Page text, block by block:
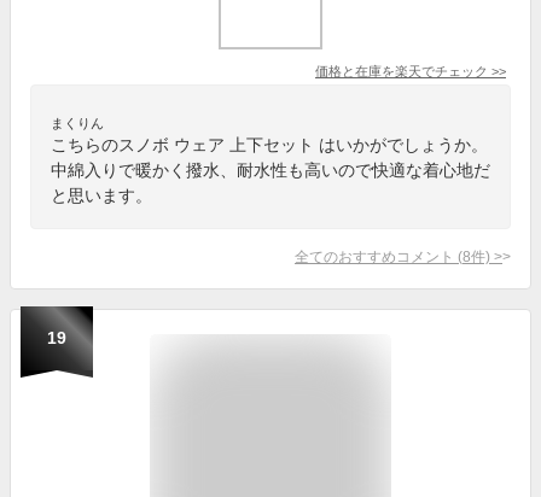
価格と在庫を楽天でチェック >>
まくりん
こちらのスノボ ウェア 上下セット はいかがでしょうか。
中綿入りで暖かく撥水、耐水性も高いので快適な着心地だ
と思います。
全てのおすすめコメント (8件) >
19